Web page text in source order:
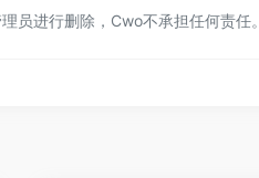
员进行删除，Cwo不承担任何责任。